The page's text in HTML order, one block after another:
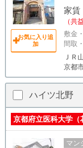
お気に入り追
加
家賃
（共
敷金
間取
ＪＲ
京都
ハイツ北野
京都府立医科大学（
マン